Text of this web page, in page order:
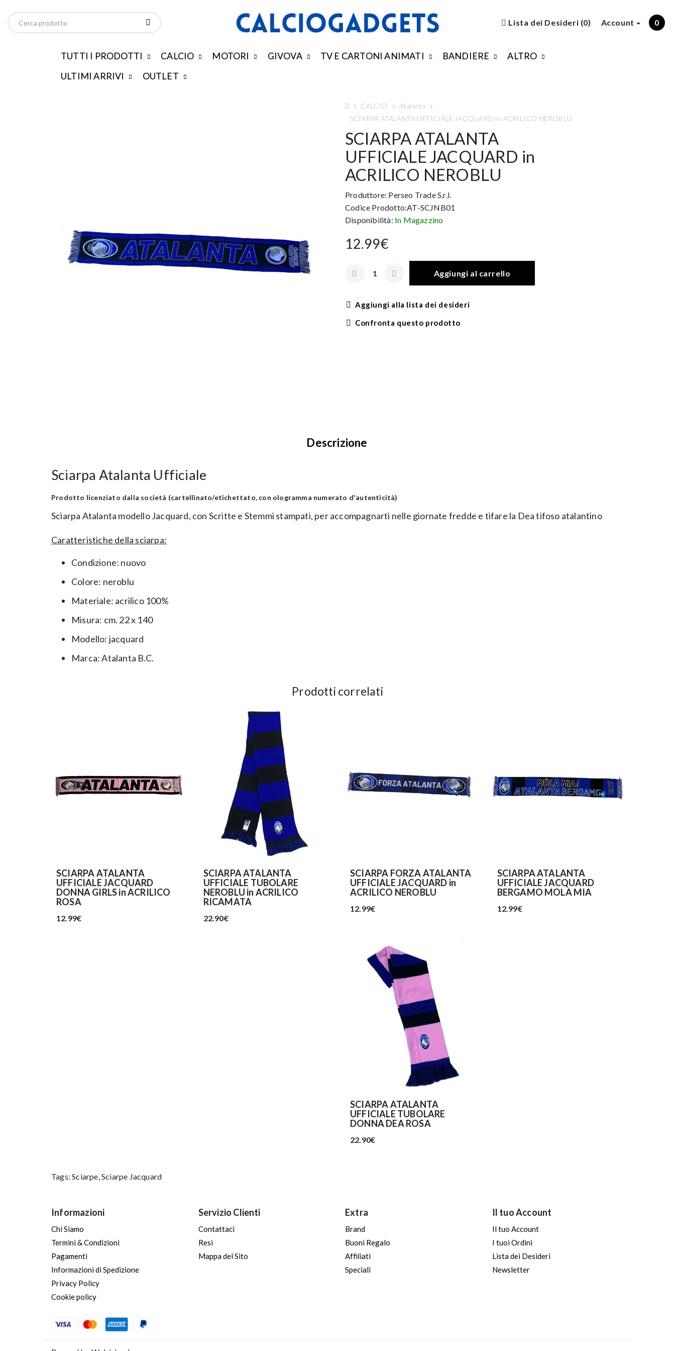
Lista dei Desideri (0) Account 0
TUTTI I PRODOTTI CALCIO MOTORI GIVOVA TV E CARTONI ANIMATI BANDIERE
ALTRO
ULTIMI ARRIVI
OUTLET
CALCIO
Atalanta
SCIARPA ATALANTA UFFICIALE JACQUARD in ACRILICO NEROBLU
SCIARPA ATALANTA
UFFICIALE JACQUARD in
ACRILICO NEROBLU
Produttore: Perseo Trade S.r.l.
Codice Prodotto:AT-SCJNB01
Disponibilità: In Magazzino
12.99€
Aggiungi al carrello
Aggiungi alla lista dei desideri
Confronta questo prodotto
Descrizione
Sciarpa Atalanta Ufficiale
Prodotto licenziato dalla società (cartellinato/etichettato, con ologramma numerato d'autenticità)
Sciarpa Atalanta modello Jacquard, con Scritte e Stemmi stampati, per accompagnarti nelle giornate fredde e tifare la Dea tifoso atalantino
Caratteristiche della sciarpa:
Condizione: nuovo
Colore: neroblu
Materiale: acrilico 100%
Misura: cm. 22 x 140
Modello: jacquard
Marca: Atalanta B.C.
Prodotti correlati
SCIARPA ATALANTA
UFFICIALE JACQUARD
DONNA GIRLS in ACRILICO
ROSA
12.99€
SCIARPA ATALANTA
UFFICIALE TUBOLARE
NEROBLU in ACRILICO
RICAMATA
22.90€
SCIARPA FORZA ATALANTA
UFFICIALE JACQUARD in
ACRILICO NEROBLU
12.99€
SCIARPA ATALANTA
UFFICIALE JACQUARD
BERGAMO MOLA MIA
12.99€
SCIARPA ATALANTA
UFFICIALE TUBOLARE
DONNA DEA ROSA
22.90€
Tags:Sciarpe ,Sciarpe Jacquard
Informazioni
Chi Siamo
Termini & Condizioni
Pagamenti
Informazioni di Spedizione
Privacy Policy
Cookie policy
Servizio Clienti
Contattaci
Resi
Mappa del Sito
Extra
Brand
Buoni Regalo
Affiliati
Speciali
Il tuo Account
Il tuo Account
I tuoi Ordini
Lista dei Desideri
Newsletter